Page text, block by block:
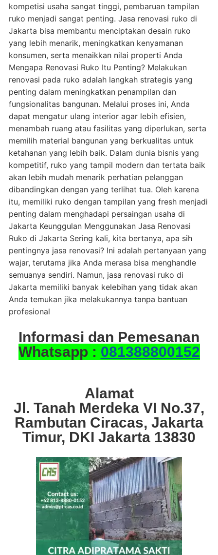
kompetisi usaha sangat tinggi, pembaruan tampilan
ruko menjadi sangat penting. Jasa renovasi ruko di
Jakarta bisa membantu menciptakan desain ruko
yang lebih menarik, meningkatkan kenyamanan
konsumen, serta menaikkan nilai properti Anda
Mengapa Renovasi Ruko Itu Penting? Melakukan
renovasi pada ruko adalah langkah strategis yang
penting dalam meningkatkan penampilan dan
fungsionalitas bangunan. Melalui proses ini, Anda
dapat mengatur ulang interior agar lebih efisien,
menambah ruang atau fasilitas yang diperlukan, serta
memilih material bangunan yang berkualitas untuk
ketahanan yang lebih baik. Dalam dunia bisnis yang
kompetitif, ruko yang tampil modern dan tertata baik
akan lebih mudah menarik perhatian pelanggan
dibandingkan dengan yang terlihat tua. Oleh karena
itu, memiliki ruko dengan tampilan yang fresh menjadi
penting dalam menghadapi persaingan usaha di
Jakarta Keunggulan Menggunakan Jasa Renovasi
Ruko di Jakarta Sering kali, kita bertanya, apa sih
pentingnya jasa renovasi? Ini adalah pertanyaan yang
wajar, terutama jika Anda merasa bisa menghandle
semuanya sendiri. Namun, jasa renovasi ruko di
Jakarta memiliki banyak kelebihan yang tidak akan
Anda temukan jika melakukannya tanpa bantuan
profesional
Informasi dan Pemesanan
Whatsapp : 081388800152
Alamat
Jl. Tanah Merdeka VI No.37,
Rambutan Ciracas, Jakarta
Timur, DKI Jakarta 13830